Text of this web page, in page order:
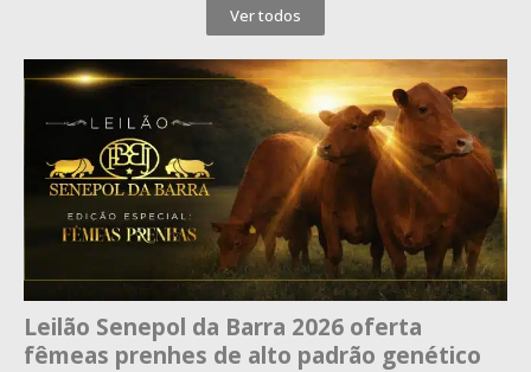
Ver todos
Leilão Senepol da Barra 2026 oferta
fêmeas prenhes de alto padrão genético